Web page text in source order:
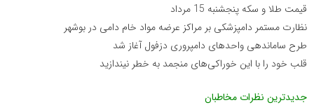
قیمت طلا و سکه پنجشنبه 15 مرداد
نظارت مستمر دامپزشکی بر مراکز عرضه مواد خام دامی در بوشهر
طرح ساماندهی واحدهای دامپروری دزفول آغاز شد
قلب خود را با این خوراکی‌های منجمد به خطر نیندازید
جدیدترین نظرات مخاطبان